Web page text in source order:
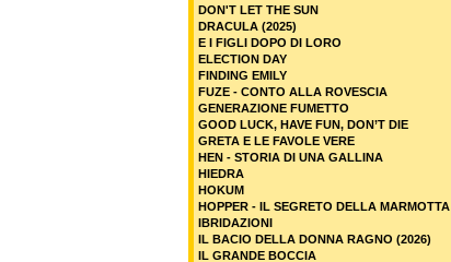
DON'T LET THE SUN
DRACULA (2025)
E I FIGLI DOPO DI LORO
ELECTION DAY
FINDING EMILY
FUZE - CONTO ALLA ROVESCIA
GENERAZIONE FUMETTO
GOOD LUCK, HAVE FUN, DON’T DIE
GRETA E LE FAVOLE VERE
HEN - STORIA DI UNA GALLINA
HIEDRA
HOKUM
HOPPER - IL SEGRETO DELLA MARMOTTA
IBRIDAZIONI
IL BACIO DELLA DONNA RAGNO (2026)
IL GRANDE BOCCIA